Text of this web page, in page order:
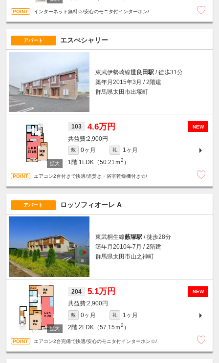
インターネット無料☆/安心のモニタ付インターホン/
アパート エスぺシャリー
東武伊勢崎線世良田駅 / 徒歩31分
築年月2015年3月 / 2階建
群馬県太田市出塚町
NEW
103 4.6万円
2,900円
敷 0ヶ月 礼
1ヶ月
1階 1LDK（50.21ｍ2 ）
エアコン2台付きで快適/追焚き・浴室乾燥機付き☆/
アパート ロッソフィオーレ A
東武桐生線藪塚駅 / 徒歩28分
築年月2010年7月 / 2階建
群馬県太田市山之神町
NEW
204 5.1万円
2,900円
敷 0ヶ月 礼
1ヶ月
2階 2LDK（57.15ｍ2 ）
エアコン2台完備で快適/安心のモニタ付インターホン☆/